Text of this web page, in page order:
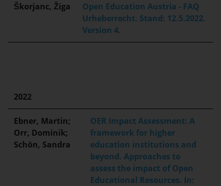
Škorjanc, Žiga
Open Education Austria - FAQ
Urheberrecht. Stand: 12.5.2022.
Version 4.
2022
Ebner, Martin;
Orr, Dominik;
Schön, Sandra
OER Impact Assessment: A
framework for higher
education institutions and
beyond. Approaches to
assess the impact of Open
Educational Resources. In: